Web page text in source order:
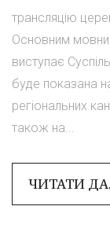
трансляцію
Основним
виступає
буде показана
регіональних
також на...
ЧИТАТИ